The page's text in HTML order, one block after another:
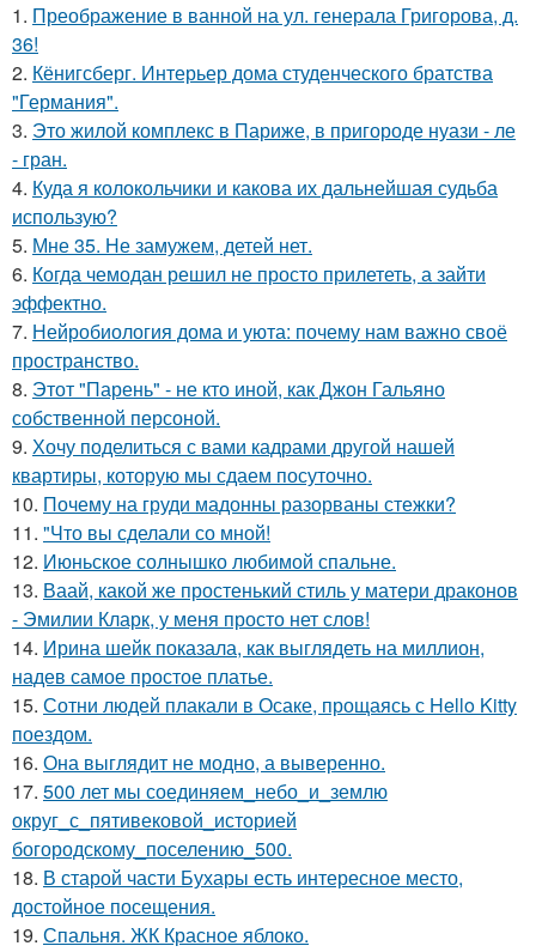
1. Преображение в ванной на ул. генерала Григорова, д.
36!
2. Кёнигсберг. Интерьер дома студенческого братства
"Германия".
3. Это жилой комплекс в Париже, в пригороде нуази - ле
- гран.
4. Куда я колокольчики и какова их дальнейшая судьба
использую?
5. Мне 35. Не замужем, детей нет.
6. Когда чемодан решил не просто прилететь, а зайти
эффектно.
7. Нейробиология дома и уюта: почему нам важно своё
пространство.
8. Этот "Парень" - не кто иной, как Джон Гальяно
собственной персоной.
9. Хочу поделиться с вами кадрами другой нашей
квартиры, которую мы сдаем посуточно.
10. Почему на груди мадонны разорваны стежки?
11. "Что вы сделали со мной!
12. Июньское солнышко любимой спальне.
13. Ваай, какой же простенький стиль у матери драконов
- Эмилии Кларк, у меня просто нет слов!
14. Ирина шейк показала, как выглядеть на миллион,
надев самое простое платье.
15. Сотни людей плакали в Осаке, прощаясь с Hello Kitty
поездом.
16. Она выглядит не модно, а выверенно.
17. 500 лет мы соединяем_небо_и_землю
округ_с_пятивековой_историей
богородскому_поселению_500.
18. В старой части Бухары есть интересное место,
достойное посещения.
19. Спальня. ЖК Красное яблоко.